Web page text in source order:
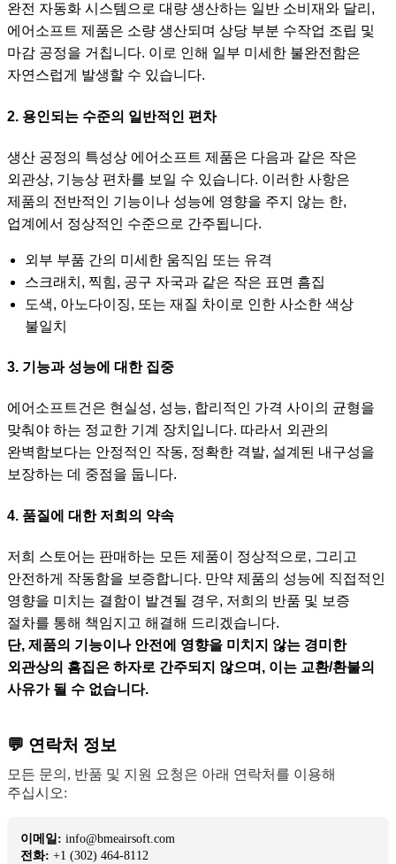
완전 자동화 시스템으로 대량 생산하는 일반 소비재와 달리,
에어소프트 제품은 소량 생산되며 상당 부분 수작업 조립 및
마감 공정을 거칩니다. 이로 인해 일부 미세한 불완전함은
자연스럽게 발생할 수 있습니다.
2. 용인되는 수준의 일반적인 편차
생산 공정의 특성상 에어소프트 제품은 다음과 같은 작은
외관상, 기능상 편차를 보일 수 있습니다. 이러한 사항은
제품의 전반적인 기능이나 성능에 영향을 주지 않는 한,
업계에서 정상적인 수준으로 간주됩니다.
외부 부품 간의 미세한 움직임 또는 유격
스크래치, 찍힘, 공구 자국과 같은 작은 표면 흠집
도색, 아노다이징, 또는 재질 차이로 인한 사소한 색상
불일치
3. 기능과 성능에 대한 집중
에어소프트건은 현실성, 성능, 합리적인 가격 사이의 균형을
맞춰야 하는 정교한 기계 장치입니다. 따라서 외관의
완벽함보다는 안정적인 작동, 정확한 격발, 설계된 내구성을
보장하는 데 중점을 둡니다.
4. 품질에 대한 저희의 약속
저희 스토어는 판매하는 모든 제품이 정상적으로, 그리고
안전하게 작동함을 보증합니다. 만약 제품의 성능에 직접적인
영향을 미치는 결함이 발견될 경우, 저희의 반품 및 보증
절차를 통해 책임지고 해결해 드리겠습니다.
단, 제품의 기능이나 안전에 영향을 미치지 않는 경미한
외관상의 흠집은 하자로 간주되지 않으며, 이는 교환/환불의
사유가 될 수 없습니다.
💬 연락처 정보
모든 문의, 반품 및 지원 요청은 아래 연락처를 이용해
주십시오:
이메일: info@bmeairsoft.com
전화: +1 (302) 464-8112